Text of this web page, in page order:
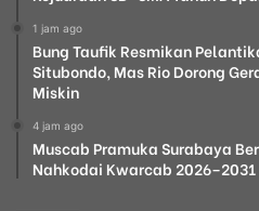
1 jam ago
Bung Taufik Resmikan
Situbondo, Mas Rio Dorong
Miskin
4 jam ago
Muscab Pramuka Surabaya
Nahkodai Kwarcab 2026–2031